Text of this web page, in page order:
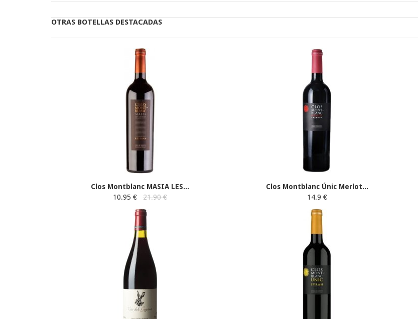
OTRAS BOTELLAS DESTACADAS
Clos Montblanc MASIA LES...
10.95 €
21.90 €
Clos Montblanc Únic Merlot...
14.9 €